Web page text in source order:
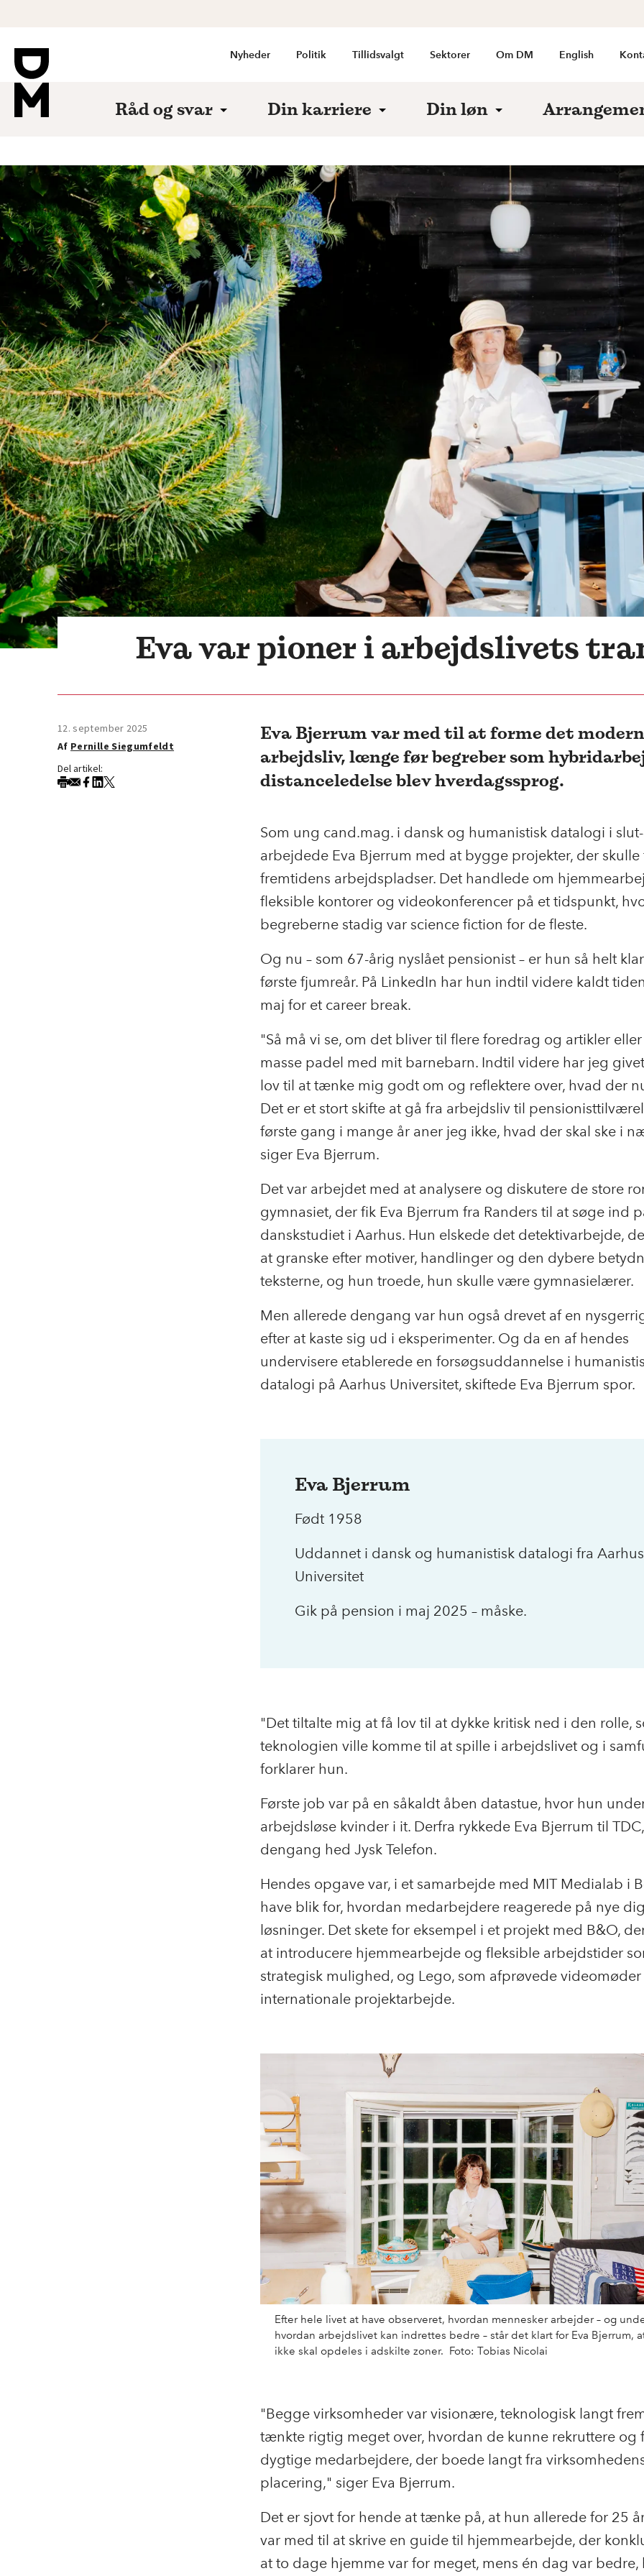
Nyheder Politik Tillidsvalgt Sektorer Om DM English
Råd og svar Din karriere Din løn
Eva var pioner i arbejdslivets
12. september 2025
Af Pernille Siegumfeldt
Del artikel:
Eva Bjerrum var med til at forme det
arbejdsliv, længe før begreber som
distanceledelse blev hverdagssprog.
Som ung cand.mag. i dansk og humanistisk datalogi i slut-
arbejdede Eva Bjerrum med at bygge projekter, der skulle
fremtidens arbejdspladser. Det handlede om
fleksible kontorer og videokonferencer på et tidspunkt,
begreberne stadig var science fiction for de fleste.
Og nu – som 67-årig nyslået pensionist – er hun så helt
første fjumreår. På LinkedIn har hun indtil videre kaldt
maj for et career break.
"Så må vi se, om det bliver til flere foredrag og artikler eller
masse padel med mit barnebarn. Indtil videre har jeg
lov til at tænke mig godt om og reflektere over, hvad der
Det er et stort skifte at gå fra arbejdsliv til
første gang i mange år aner jeg ikke, hvad der skal ske i
siger Eva Bjerrum.
Det var arbejdet med at analysere og diskutere de store
gymnasiet, der fik Eva Bjerrum fra Randers til at søge ind
danskstudiet i Aarhus. Hun elskede det detektivarbejde,
at granske efter motiver, handlinger og den dybere
teksterne, og hun troede, hun skulle være gymnasielærer.
Men allerede dengang var hun også drevet af en
efter at kaste sig ud i eksperimenter. Og da en af hendes
undervisere etablerede en forsøgsuddannelse i
datalogi på Aarhus Universitet, skiftede Eva Bjerrum spor.
Eva Bjerrum
Født 1958
Uddannet i dansk og humanistisk datalogi fra Aarhus
Universitet
Gik på pension i maj 2025 – måske.
"Det tiltalte mig at få lov til at dykke kritisk ned i den rolle,
teknologien ville komme til at spille i arbejdslivet og i
forklarer hun.
Første job var på en såkaldt åben datastue, hvor hun
arbejdsløse kvinder i it. Derfra rykkede Eva Bjerrum til
dengang hed Jysk Telefon.
Hendes opgave var, i et samarbejde med MIT Medialab i
have blik for, hvordan medarbejdere reagerede på nye
løsninger. Det skete for eksempel i et projekt med B&O,
at introducere hjemmearbejde og fleksible arbejdstider
strategisk mulighed, og Lego, som afprøvede videomøder
internationale projektarbejde.
Efter hele livet at have observeret, hvordan mennesker arbejder – og
hvordan arbejdslivet kan indrettes bedre – står det klart for Eva Bjerrum,
ikke skal opdeles i adskilte zoner. Foto: Tobias Nicolai
"Begge virksomheder var visionære, teknologisk langt
tænkte rigtig meget over, hvordan de kunne rekruttere og
dygtige medarbejdere, der boede langt fra
placering," siger Eva Bjerrum.
Det er sjovt for hende at tænke på, at hun allerede for 25
var med til at skrive en guide til hjemmearbejde, der
at to dage hjemme var for meget, mens én dag var bedre,